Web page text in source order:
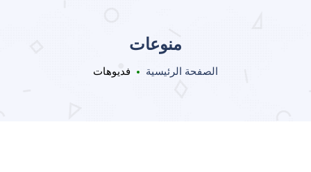
منوعات
الصفحة الرئيسية فديوهات